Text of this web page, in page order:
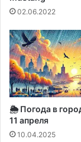
е
с
к
о
й
ц
е
р
к
в
02.06.2022
🌦️ Погода в
11 апреля
10.04.2025